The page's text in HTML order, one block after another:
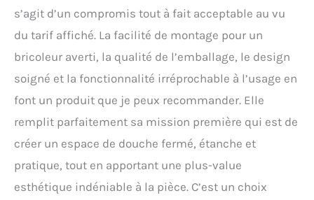
s’agit d’un compromis tout à fait acceptable au vu
du tarif affiché. La facilité de montage pour un
bricoleur averti, la qualité de l’emballage, le design
soigné et la fonctionnalité irréprochable à l’usage en
font un produit que je peux recommander. Elle
remplit parfaitement sa mission première qui est de
créer un espace de douche fermé, étanche et
pratique, tout en apportant une plus-value
esthétique indéniable à la pièce. C’est un choix